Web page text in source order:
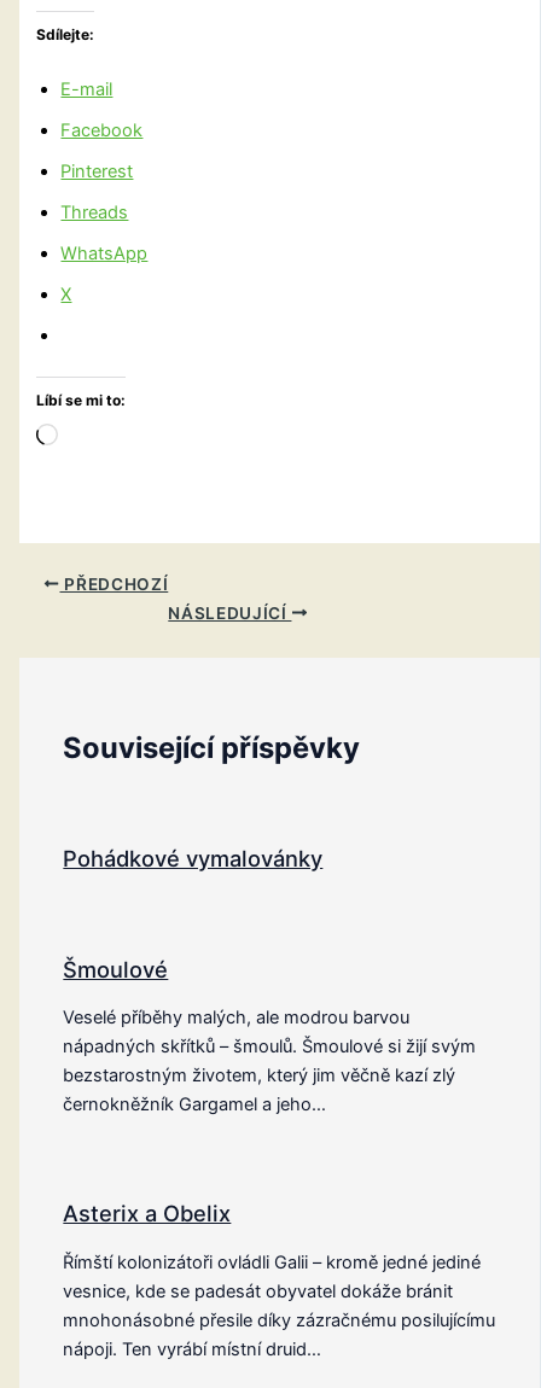
Sdílejte:
E-mail
Facebook
Pinterest
Threads
WhatsApp
X
Líbí se mi to:
Načítání…
PŘEDCHOZÍ
NÁSLEDUJÍCÍ
Související příspěvky
Pohádkové vymalovánky
Šmoulové
Veselé příběhy malých, ale modrou barvou
nápadných skřítků – šmoulů. Šmoulové si žijí svým
bezstarostným životem, který jim věčně kazí zlý
černokněžník Gargamel a jeho…
Asterix a Obelix
Římští kolonizátoři ovládli Galii – kromě jedné jediné
vesnice, kde se padesát obyvatel dokáže bránit
mnohonásobné přesile díky zázračnému posilujícímu
nápoji. Ten vyrábí místní druid…